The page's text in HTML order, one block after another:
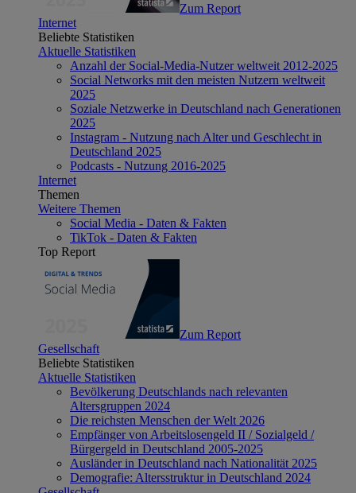
Zum Report
Internet
Beliebte Statistiken
Aktuelle Statistiken
Anzahl der Social-Media-Nutzer weltweit 2012-2025
Social Networks mit den meisten Nutzern weltweit
2025
Soziale Netzwerke in Deutschland nach Generationen
2025
Instagram - Nutzung nach Alter und Geschlecht in
Deutschland 2025
Podcasts - Nutzung 2016-2025
Internet
Themen
Weitere Themen
Social Media - Daten & Fakten
TikTok - Daten & Fakten
Top Report
Zum Report
Gesellschaft
Beliebte Statistiken
Aktuelle Statistiken
Bevölkerung Deutschlands nach relevanten
Altersgruppen 2024
Die reichsten Menschen der Welt 2026
Empfänger von Arbeitslosengeld II / Sozialgeld /
Bürgergeld in Deutschland 2005-2025
Ausländer in Deutschland nach Nationalität 2025
Demografie: Altersstruktur in Deutschland 2024